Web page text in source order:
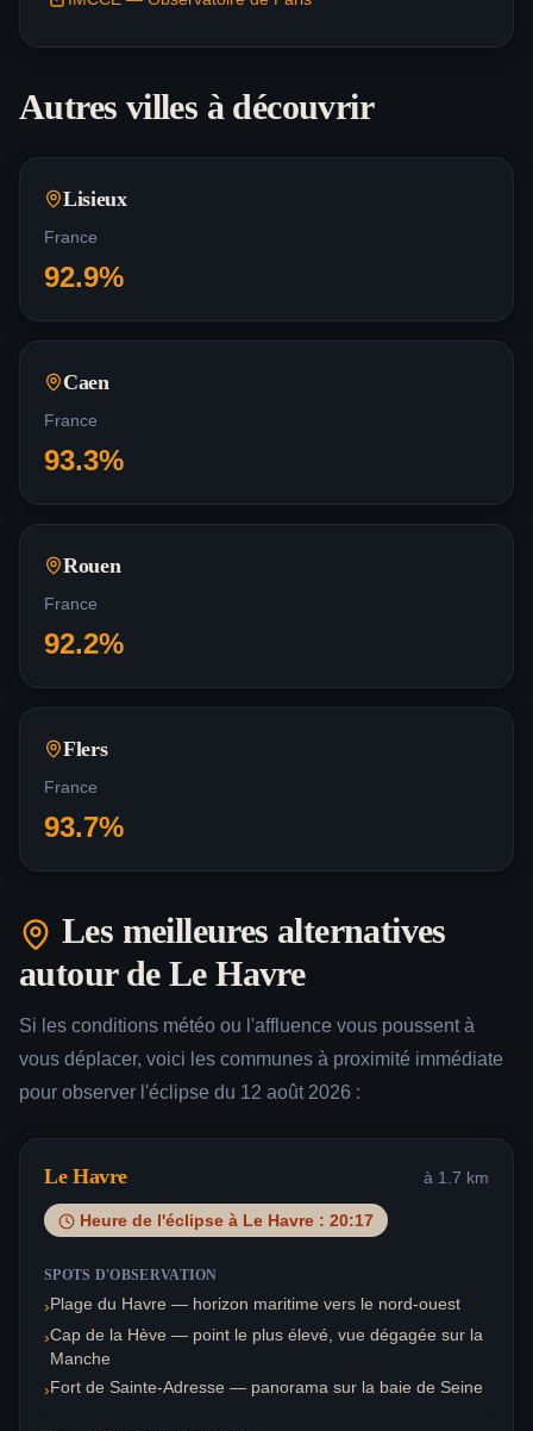
Autres villes à découvrir
Lisieux
France
92.9%
Caen
France
93.3%
Rouen
France
92.2%
Flers
France
93.7%
Les meilleures alternatives
autour deLe Havre
Si les conditions météo ou l'affluence vous poussent à
vous déplacer, voici les communes à proximité immédiate
pour observer l'éclipse du 12 août 2026 :
Le Havre à 1.7 km
Heure de l'éclipse à Le Havre : 20:17
SPOTS D'OBSERVATION
›Plage du Havre — horizon maritime vers le nord-ouest
›Cap de la Hève — point le plus élevé, vue dégagée sur la
Manche
›Fort de Sainte-Adresse — panorama sur la baie de Seine